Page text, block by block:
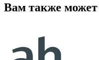
Вам также